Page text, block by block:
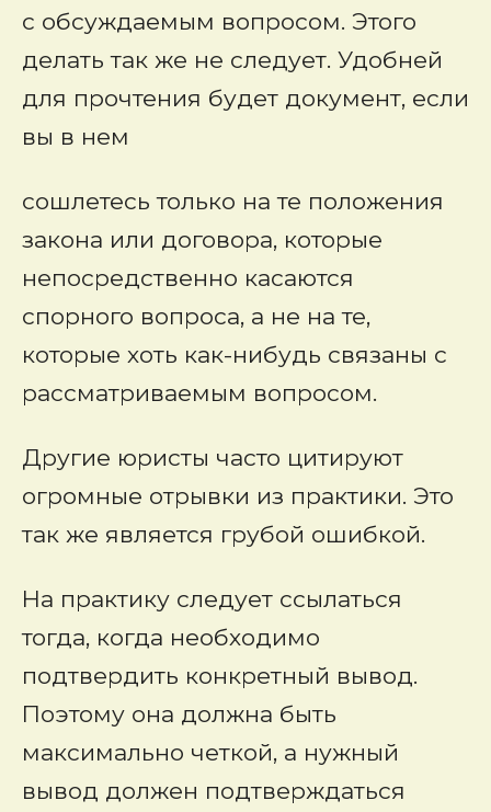
с обсуждаемым вопросом. Этого
делать так же не следует. Удобней
для прочтения будет документ, если
вы в нем
сошлетесь только на те положения
закона или договора, которые
непосредственно касаются
спорного вопроса, а не на те,
которые хоть как-нибудь связаны с
рассматриваемым вопросом.
Другие юристы часто цитируют
огромные отрывки из практики. Это
так же является грубой ошибкой.
На практику следует ссылаться
тогда, когда необходимо
подтвердить конкретный вывод.
Поэтому она должна быть
максимально четкой, а нужный
вывод должен подтверждаться